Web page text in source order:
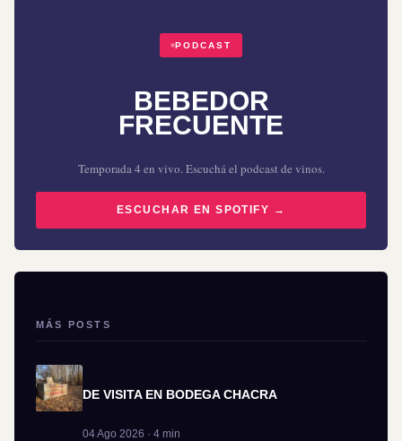
PODCAST
BEBEDOR
FRECUENTE
Temporada 4 en vivo. Escuchá el podcast de vinos.
ESCUCHAR EN SPOTIFY →
MÁS POSTS
DE VISITA EN BODEGA CHACRA
04 Ago 2026 · 4 min